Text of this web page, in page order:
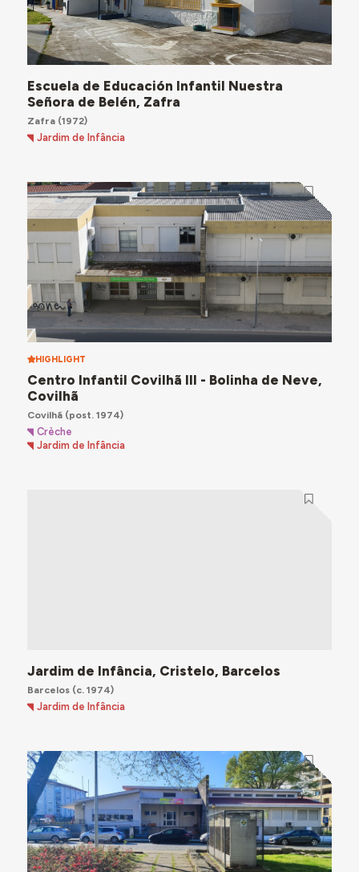
Escuela de Educación Infantil Nuestra
Señora de Belén, Zafra
Zafra(1972)
Jardim de Infância
HIGHLIGHT
Centro Infantil Covilhã III - Bolinha de Neve,
Covilhã
Covilhã(post. 1974)
Crèche
Jardim de Infância
Jardim de Infância, Cristelo, Barcelos
Barcelos(c. 1974)
Jardim de Infância